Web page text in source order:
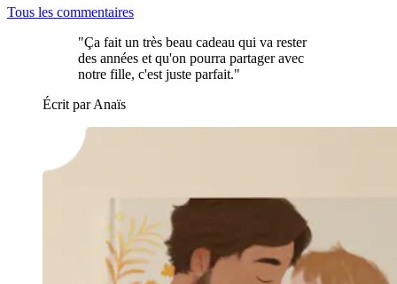
Tous les commentaires
"Ça fait un très beau cadeau qui va rester
des années et qu'on pourra partager avec
notre fille, c'est juste parfait."
Écrit par Anaïs